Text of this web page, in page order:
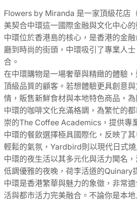
Flowers by Miranda 是一家頂級花店
美契合中環這一國際金融與文化中心
中環位於香港島的核心，是香港的金
廳到時尚的街頭，中環吸引了專業人
合。
在中環購物是一場奢華與精緻的體驗
頂級品質的顧客。若想體驗更具創意
情，販售新鮮食材與本地特色商品，
中環的咖啡文化充滿格調，為繁忙的
崇的The Coffee Academics，提供專
中環的餐飲選擇極具國際化，反映了
輕鬆的氣氛，Yardbird則以現代日式
中環的夜生活以其多元化與活力聞名
低調優雅的夜晚，荷李活道的Quinary
中環是香港繁華與魅力的象徵，非常
活與都市活力完美融合。不論你是本